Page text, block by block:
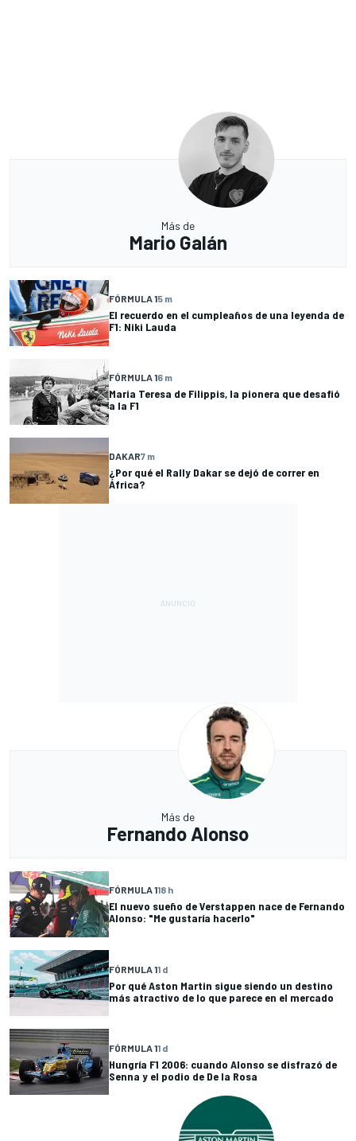
Más de
Mario Galán
FÓRMULA 15 m
El recuerdo en el cumpleaños de una leyenda de
F1: Niki Lauda
FÓRMULA 16 m
Maria Teresa de Filippis, la pionera que desafió
a la F1
DAKAR7 m
¿Por qué el Rally Dakar se dejó de correr en
África?
Más de
Fernando Alonso
FÓRMULA 118 h
El nuevo sueño de Verstappen nace de Fernando
Alonso: "Me gustaría hacerlo"
FÓRMULA 11 d
Por qué Aston Martin sigue siendo un destino
más atractivo de lo que parece en el mercado
FÓRMULA 11 d
Hungría F1 2006: cuando Alonso se disfrazó de
Senna y el podio de De la Rosa